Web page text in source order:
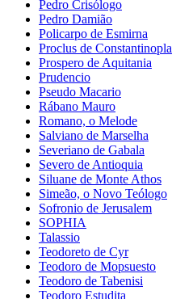
Pedro Crisólogo
Pedro Damião
Policarpo de Esmirna
Proclus de Constantinopla
Prospero de Aquitania
Prudencio
Pseudo Macario
Rábano Mauro
Romano, o Melode
Salviano de Marselha
Severiano de Gabala
Severo de Antioquia
Siluane de Monte Athos
Simeão, o Novo Teólogo
Sofronio de Jerusalem
SOPHIA
Talassio
Teodoreto de Cyr
Teodoro de Mopsuesto
Teodoro de Tabenisi
Teodoro Estudita